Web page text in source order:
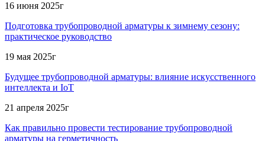
16 июня 2025г
Подготовка трубопроводной арматуры к зимнему сезону:
практическое руководство
19 мая 2025г
Будущее трубопроводной арматуры: влияние искусственного
интеллекта и IoT
21 апреля 2025г
Как правильно провести тестирование трубопроводной
арматуры на герметичность